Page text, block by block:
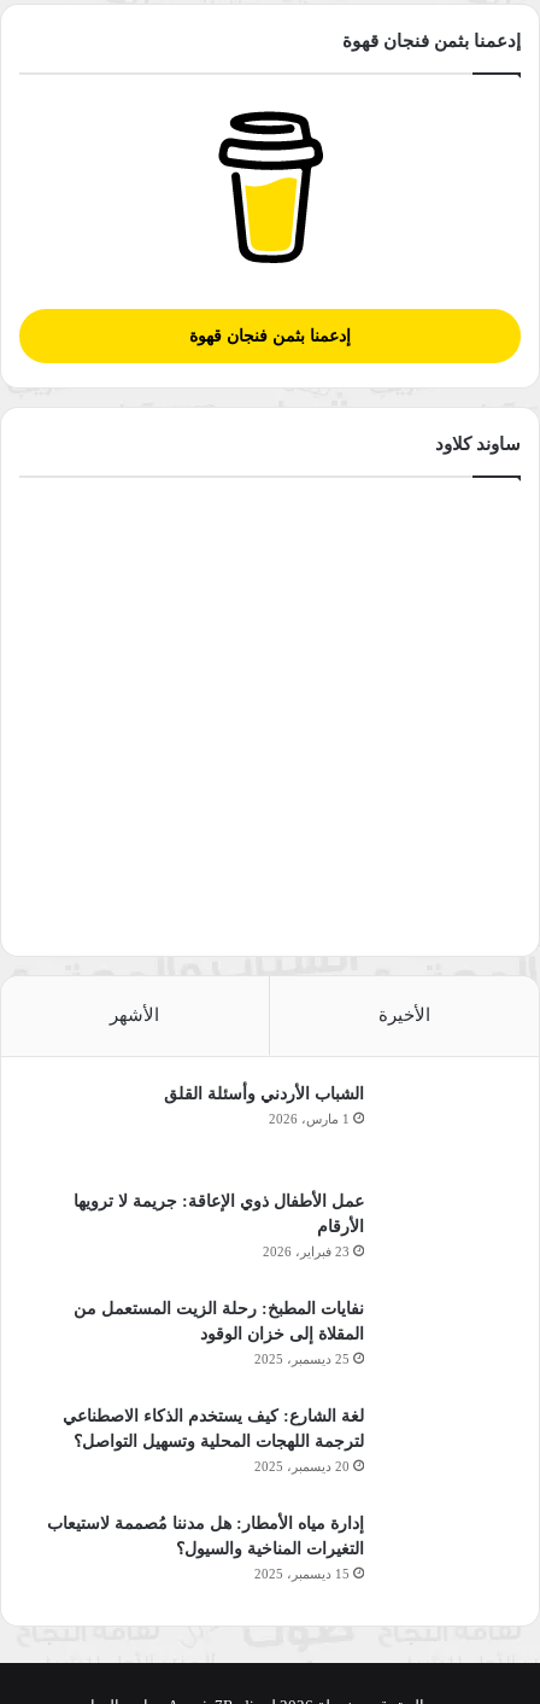
إدعمنا بثمن فنجان قهوة
إدعمنا بثمن فنجان قهوة
ساوند كلاود
الأخيرة الأشهر
الشباب الأردني وأسئلة القلق
1 مارس، 2026
عمل الأطفال ذوي الإعاقة: جريمة لا ترويها
الأرقام
23 فبراير، 2026
نفايات المطبخ: رحلة الزيت المستعمل من
المقلاة إلى خزان الوقود
25 ديسمبر، 2025
لغة الشارع: كيف يستخدم الذكاء الاصطناعي
لترجمة اللهجات المحلية وتسهيل التواصل؟
20 ديسمبر، 2025
إدارة مياه الأمطار: هل مدننا مُصممة لاستيعاب
التغيرات المناخية والسيول؟
15 ديسمبر، 2025